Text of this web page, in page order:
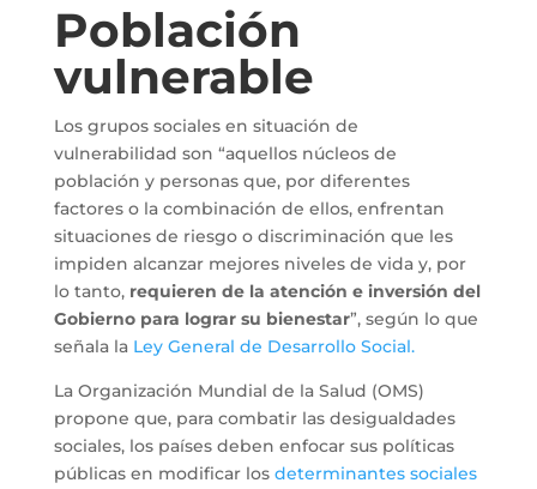
Población
vulnerable
Los grupos sociales en situación de
vulnerabilidad son “aquellos núcleos de
población y personas que, por diferentes
factores o la combinación de ellos, enfrentan
situaciones de riesgo o discriminación que les
impiden alcanzar mejores niveles de vida y, por
lo tanto, requieren de la atención e inversión del
Gobierno para lograr su bienestar”, según lo que
señala la Ley General de Desarrollo Social.
La Organización Mundial de la Salud (OMS)
propone que, para combatir las desigualdades
sociales, los países deben enfocar sus políticas
públicas en modificar los determinantes sociales